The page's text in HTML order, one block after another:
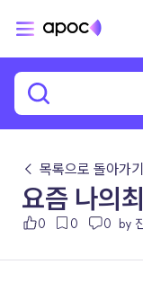
← 목록으로 돌아가기
요즘 나의
0 0 0 by